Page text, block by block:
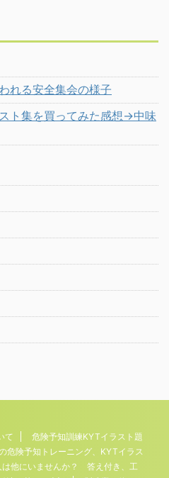
れる安全集会の様子
ト集を買ってみた感想→中味
て
危険予知訓練KYTイラスト題
危険予知トレーニング、KYTイラス
は他にいませんか？ 答え付き、工